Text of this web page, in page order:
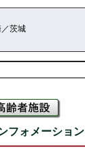
茨城
フォメーション